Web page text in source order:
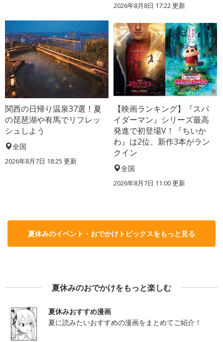
2026年8月8日 17:22更新
関西の日帰り温泉37選！夏
の琵琶湖や有馬でリフレッ
シュしよう
全国
2026年8月7日 18:25 更新
【映画ランキング】『スパ
イダーマン』シリーズ最高
発進で初登場V！『ちいか
わ』は2位、新作3本がラン
クイン
全国
2026年8月7日 11:00更新
夏休みのイベント・おでかけトピックスをもっと見る
夏休みのおでかけをもっと楽しむ
夏休みおすすめ漫画
夏に読みたいおすすめの漫画をまとめてご紹介！